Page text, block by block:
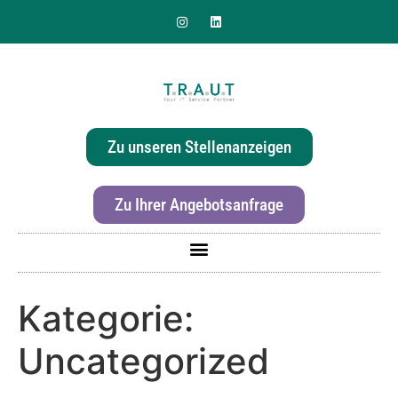
Zu unseren Stellenanzeigen
Zu Ihrer Angebotsanfrage
Kategorie:
Uncategorized
Sie suchen nach einer
effizienten & hochwertigen
Druckerlösung für Ihr Büro?